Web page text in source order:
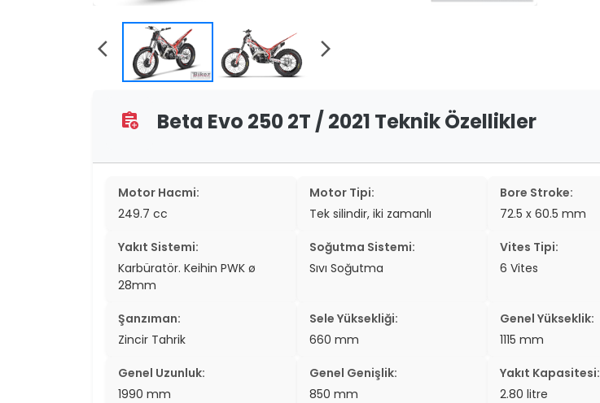
search
arrow_back_ios arrow_forward_ios
assignment_add Beta Evo 250 2T / 2021 Teknik Özellikler
Motor Hacmi:
249.7 cc
Motor Tipi:
Tek silindir, iki zamanlı
Bore Stroke:
72.5 x 60.5 mm
Yakıt Sistemi:
Karbüratör. Keihin PWK ø
28mm
Soğutma Sistemi:
Sıvı Soğutma
Vites Tipi:
6 Vites
Şanzıman:
Zincir Tahrik
Sele Yüksekliği:
660 mm
Genel Yükseklik:
1115 mm
Genel Uzunluk:
1990 mm
Genel Genişlik:
850 mm
Yakıt Kapasitesi:
2.80 litre